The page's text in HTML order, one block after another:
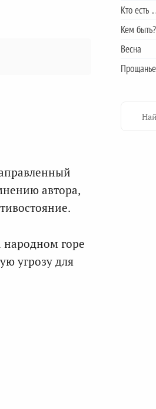
автора,
горе
угрозу для
Кто есть
Кем быть?
Весна
Прощанье